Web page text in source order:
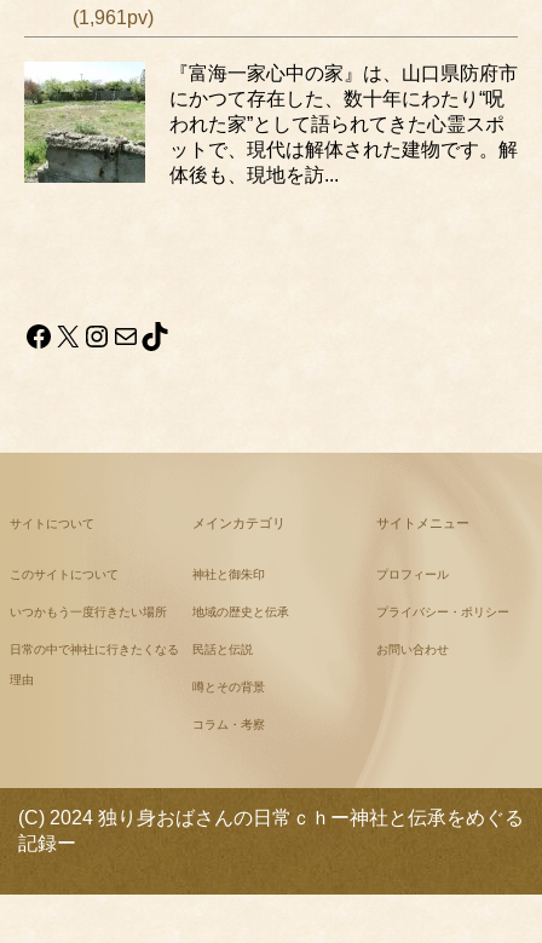
(1,961pv)
『富海一家心中の家』は、山口県防府市
にかつて存在した、数十年にわたり“呪
われた家”として語られてきた心霊スポ
ットで、現代は解体された建物です。解
体後も、現地を訪...
Facebook
X Instagram
メールTikTok
サイトについて
このサイトについて
いつかもう一度行きたい場所
日常の中で神社に行きたくなる
理由
メインカテゴリ
神社と御朱印
地域の歴史と伝承
民話と伝説
噂とその背景
コラム・考察
サイトメニュー
プロフィール
プライバシー・ポリシー
お問い合わせ
(C) 2024 独り身おばさんの日常ｃｈー神社と伝承をめぐる
記録ー